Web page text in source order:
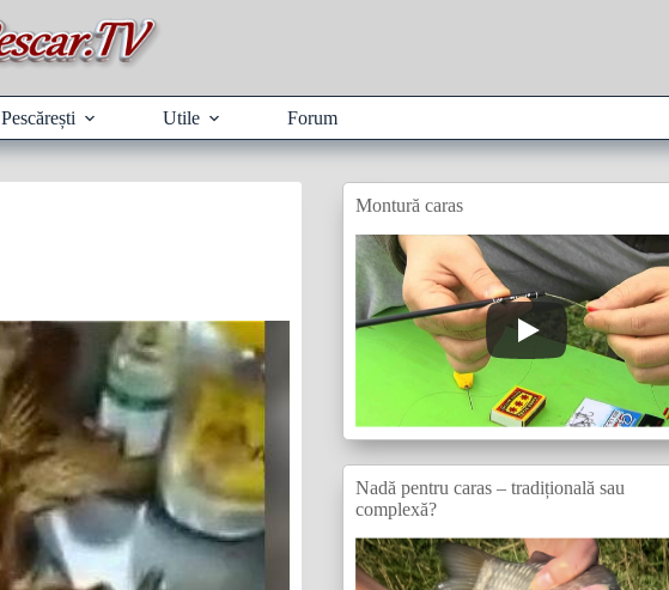
Pescărești Utile Forum
Montură caras
Nadă pentru caras – tradițională sau
complexă?